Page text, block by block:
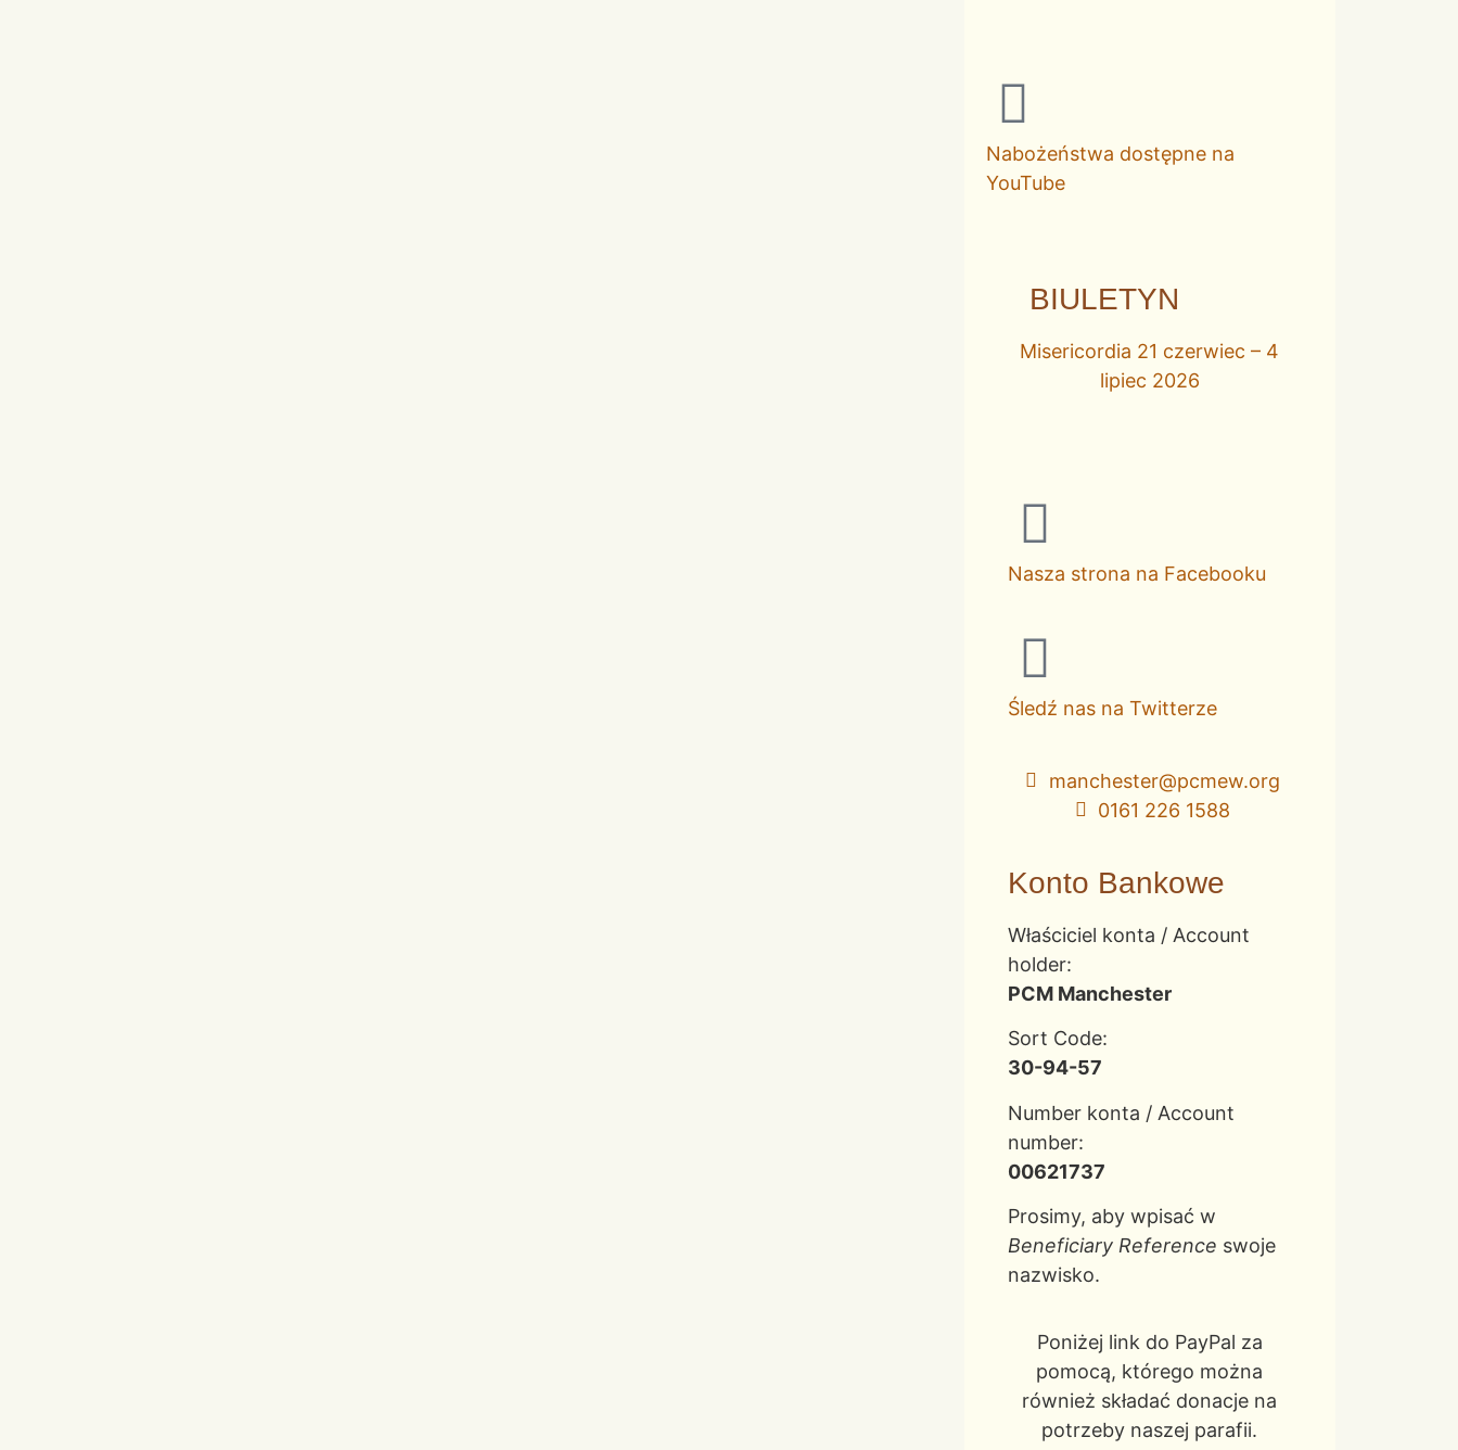
Nabożeństwa dostępne na
YouTube
BIULETYN
Misericordia 21 czerwiec – 4
lipiec 2026
Nasza strona na Facebooku
Śledź nas na Twitterze
manchester@pcmew.org
0161 226 1588
Konto Bankowe
Właściciel konta / Account
holder:
PCM Manchester
Sort Code:
30-94-57
Number konta / Account
number:
00621737
Prosimy, aby wpisać w
Beneficiary Reference swoje
nazwisko.
Poniżej link do PayPal za
pomocą, którego można
również składać donacje na
potrzeby naszej parafii.